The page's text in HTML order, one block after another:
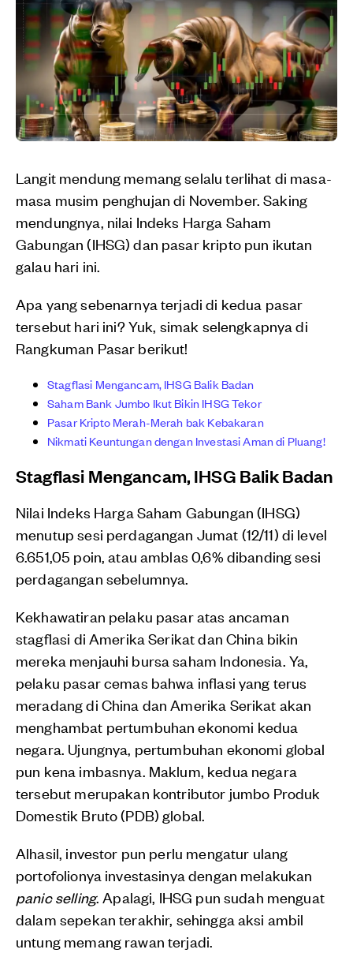
Langit mendung memang selalu terlihat di masa-
masa musim penghujan di November. Saking
mendungnya, nilai Indeks Harga Saham
Gabungan (IHSG) dan pasar kripto pun ikutan
galau hari ini.
Apa yang sebenarnya terjadi di kedua pasar
tersebut hari ini? Yuk, simak selengkapnya di
Rangkuman Pasar berikut!
Stagflasi Mengancam, IHSG Balik Badan
Saham Bank Jumbo Ikut Bikin IHSG Tekor
Pasar Kripto Merah-Merah bak Kebakaran
Nikmati Keuntungan dengan Investasi Aman di Pluang!
Stagflasi Mengancam, IHSG Balik Badan
Nilai Indeks Harga Saham Gabungan (IHSG)
menutup sesi perdagangan Jumat (12/11) di level
6.651,05 poin, atau amblas 0,6% dibanding sesi
perdagangan sebelumnya.
Kekhawatiran pelaku pasar atas ancaman
stagflasi di Amerika Serikat dan China bikin
mereka menjauhi bursa saham Indonesia. Ya,
pelaku pasar cemas bahwa inflasi yang terus
meradang di China dan Amerika Serikat akan
menghambat pertumbuhan ekonomi kedua
negara. Ujungnya, pertumbuhan ekonomi global
pun kena imbasnya. Maklum, kedua negara
tersebut merupakan kontributor jumbo Produk
Domestik Bruto (PDB) global.
Alhasil, investor pun perlu mengatur ulang
portofolionya investasinya dengan melakukan
panic selling. Apalagi, IHSG pun sudah menguat
dalam sepekan terakhir, sehingga aksi ambil
untung memang rawan terjadi.